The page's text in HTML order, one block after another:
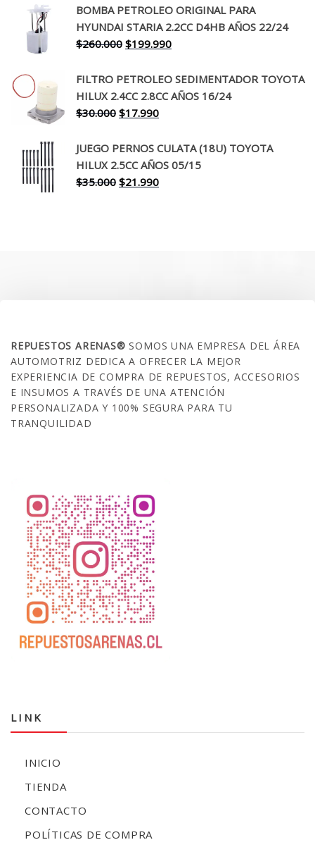
original
era:
$650.000.
actual
es:
$519.990.
BOMBA PETROLEO ORIGINAL PARA
HYUNDAI STARIA 2.2CC D4HB AÑOS 22/24
$260.000 El
original
era:
$260.000.
$199.990El
actual
es:
FILTRO PETROLEO SEDIMENTADOR TOYOTA
HILUX 2.4CC 2.8CC AÑOS 16/24
$30.000 El
original
era:
$30.000.
$17.990El
actual
es:
$17.990.
JUEGO PERNOS CULATA (18U) TOYOTA
HILUX 2.5CC AÑOS 05/15
$35.000 El
$21.990El
REPUESTOS ARENAS®SOMOS UNA EMPRESA DEL ÁREA
AUTOMOTRIZ DEDICA A OFRECER LA MEJOR
EXPERIENCIA DE COMPRA DE REPUESTOS, ACCESORIOS
E INSUMOS A TRAVÉS DE UNA ATENCIÓN
PERSONALIZADA Y 100% SEGURA PARA TU
TRANQUILIDAD
LINK
INICIO
TIENDA
CONTACTO
POLÍTICAS DE COMPRA